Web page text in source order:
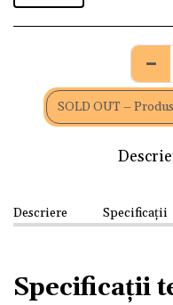
SOLD OUT –
Descriere Specificații
Specificații